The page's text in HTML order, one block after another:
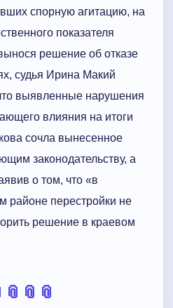
спорную агитацию, на
показателя
решение об отказе
судья Ирина Макий
выявленные нарушения
влияния на итоги
сочла вынесенное
законодательству, а
о том, что «в
районе перестройки не
решение в краевом
📎 📎 📎